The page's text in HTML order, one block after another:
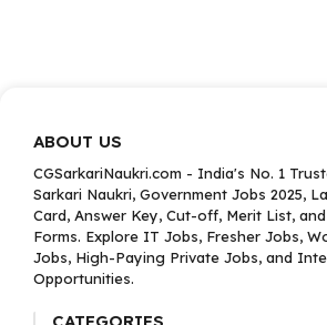
ABOUT US
CGSarkariNaukri.com - India's No. 1
Sarkari Naukri, Government Jobs 2025,
Card, Answer Key, Cut-off, Merit List,
Forms. Explore IT Jobs, Fresher Jobs,
Jobs, High-Paying Private Jobs, and
Opportunities.